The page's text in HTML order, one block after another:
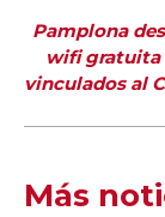
Pamplona
wifi gratuita
vinculados al
Más